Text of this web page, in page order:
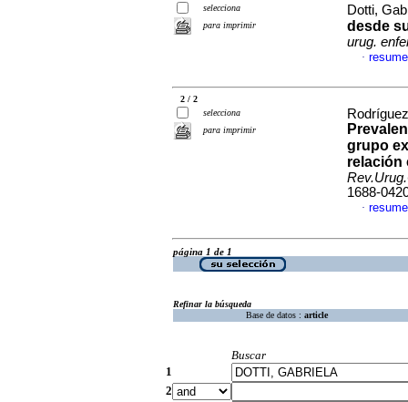
selecciona
para imprimir
Dotti,
desde
urug.
·
2 / 2
selecciona
para imprimir
grupo
relación
1688-
·
página 1 de 1
Refinar la búsqueda
Base de datos : article
Buscar
1
2